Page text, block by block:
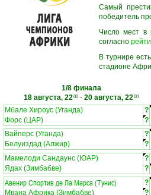
Самый
победитель
Число мест в
согласно
В турнире
стадионе
1/8 финала
18 августа, 2200- 20 августа, 2200
Мбале Хироус (Уганда)
?
Форс (ЦАР)
?
Вайперс (Уганда)
?
Белуиздад (Алжир)
?
Мамелоди Сандаунс (ЮАР) ?
Ядах (Зимбабве)
?
Авенир Спортив де Ла Марса (Тунис) ?
Мвана Африка (Зимбабве)
?